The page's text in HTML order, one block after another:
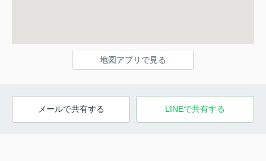
地図アプリで見る
メールで共有する LINEで共有する